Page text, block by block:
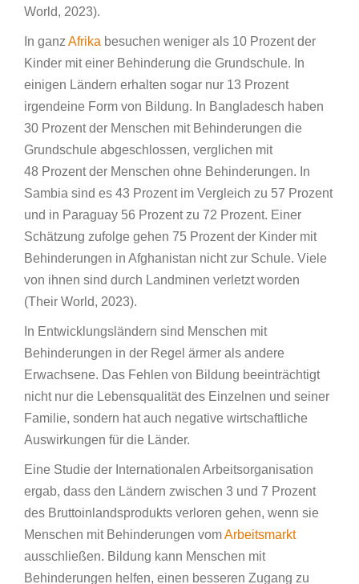
World, 2023).
In ganz Afrika besuchen weniger als 10 Prozent der
Kinder mit einer Behinderung die Grundschule. In
einigen Ländern erhalten sogar nur 13 Prozent
irgendeine Form von Bildung. In Bangladesch haben
30 Prozent der Menschen mit Behinderungen die
Grundschule abgeschlossen, verglichen mit
48 Prozent der Menschen ohne Behinderungen. In
Sambia sind es 43 Prozent im Vergleich zu 57 Prozent
und in Paraguay 56 Prozent zu 72 Prozent. Einer
Schätzung zufolge gehen 75 Prozent der Kinder mit
Behinderungen in Afghanistan nicht zur Schule. Viele
von ihnen sind durch Landminen verletzt worden
(Their World, 2023).
In Entwicklungsländern sind Menschen mit
Behinderungen in der Regel ärmer als andere
Erwachsene. Das Fehlen von Bildung beeinträchtigt
nicht nur die Lebensqualität des Einzelnen und seiner
Familie, sondern hat auch negative wirtschaftliche
Auswirkungen für die Länder.
Eine Studie der Internationalen Arbeitsorganisation
ergab, dass den Ländern zwischen 3 und 7 Prozent
des Bruttoinlandsprodukts verloren gehen, wenn sie
Menschen mit Behinderungen vomArbeitsmarkt
ausschließen. Bildung kann Menschen mit
Behinderungen helfen, einen besseren Zugang zu